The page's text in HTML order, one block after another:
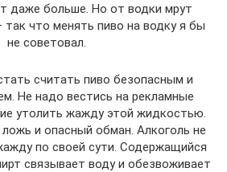
даже больше. Но от водки мрут
что менять пиво на водку я бы
не советовал.
считать пиво безопасным и
Не надо вестись на рекламные
утолить жажду этой жидкостью.
ложь и опасный обман. Алкоголь не
по своей сути. Содержащийся
связывает воду и обезвоживает